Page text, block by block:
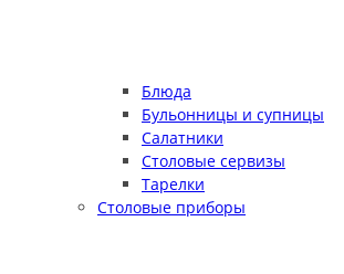
Блюда
Бульонницы и супницы
Салатники
Столовые сервизы
Тарелки
Столовые приборы